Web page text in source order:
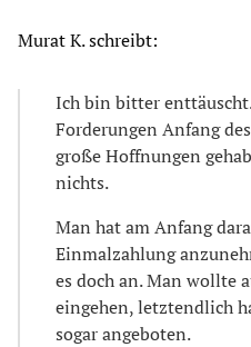
Murat K. schreibt:
Ich bin bitter
Forderungen Anfang
große Hoffnungen
nichts.
Man hat am Anfang
Einmalzahlung
es doch an. Man wollte
eingehen, letztendlich
sogar angeboten.